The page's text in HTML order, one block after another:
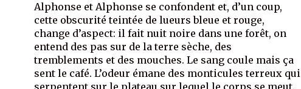
Alphonse et Alphonse se confondent et, d’un coup,
cette obscurité teintée de lueurs bleue et rouge,
change d’aspect: il fait nuit noire dans une forêt, on
entend des pas sur de la terre sèche, des
tremblements et des mouches. Le sang coule mais ça
sent le café. L’odeur émane des monticules terreux qui